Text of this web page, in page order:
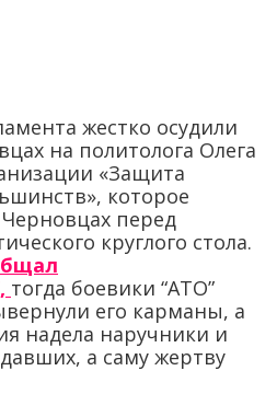
жестко осудили
на политолога Олега
«Защита
которое
перед
круглого стола.
тогда боевики “АТО”
его карманы, а
надела наручники и
а саму жертву